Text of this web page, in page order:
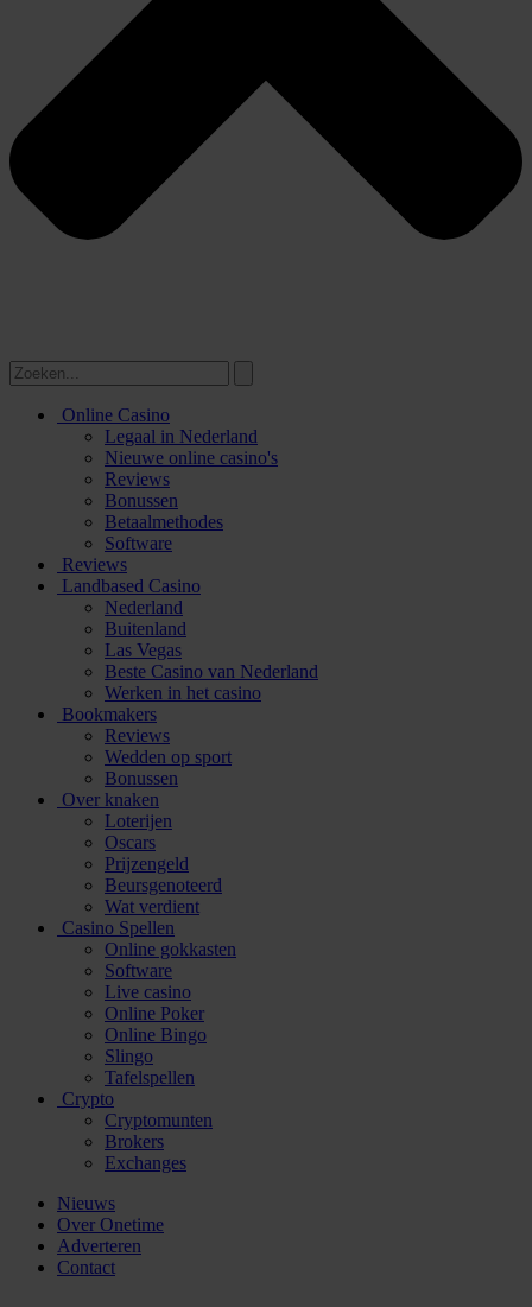
Online Casino
Legaal in Nederland
Nieuwe online casino's
Reviews
Bonussen
Betaalmethodes
Software
Reviews
Landbased Casino
Nederland
Buitenland
Las Vegas
Beste Casino van Nederland
Werken in het casino
Bookmakers
Reviews
Wedden op sport
Bonussen
Over knaken
Loterijen
Oscars
Prijzengeld
Beursgenoteerd
Wat verdient
Casino Spellen
Online gokkasten
Software
Live casino
Online Poker
Online Bingo
Slingo
Tafelspellen
Crypto
Cryptomunten
Brokers
Exchanges
Nieuws
Over Onetime
Adverteren
Contact